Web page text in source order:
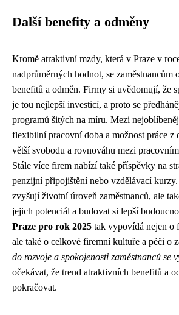
Další benefity a odměny
Kromě atraktivní mzdy, která v Praze v
nadprůměrných hodnot, se zaměstnancům
benefitů a odměn. Firmy si uvědomují, že
je tou nejlepší investicí, a proto se
programů šitých na míru. Mezi
flexibilní pracovní doba a možnost práce z
větší svobodu a rovnováhu mezi
Stále více firem nabízí také příspěvky na
penzijní připojištění nebo vzdělávací
zvyšují životní úroveň zaměstnanců, ale
jejich potenciál a budovat si lepší
Praze pro rok 2025 tak vypovídá nejen o
ale také o celkové firemní kultuře a péči o
do rozvoje a spokojenosti zaměstnanců se
očekávat, že trend atraktivních benefitů a
pokračovat.